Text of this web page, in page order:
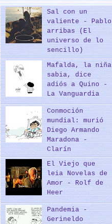
Sal con un
valiente - Pablo
arribas (El
universo de lo
sencillo)
Mafalda, la niña
sabia, dice
adiós a Quino -
La Vanguardia
Conmoción
mundial: murió
Diego Armando
Maradona -
Clarín
El Viejo que
leia Novelas de
Amor - Rolf de
Heer
Pandemia -
Gerineldo